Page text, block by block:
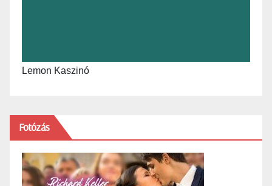
Lemon Kaszinó
Fotózás